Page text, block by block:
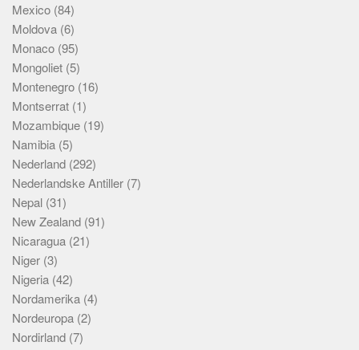
Mexico (84)
Moldova (6)
Monaco (95)
Mongoliet (5)
Montenegro (16)
Montserrat (1)
Mozambique (19)
Namibia (5)
Nederland (292)
Nederlandske Antiller (7)
Nepal (31)
New Zealand (91)
Nicaragua (21)
Niger (3)
Nigeria (42)
Nordamerika (4)
Nordeuropa (2)
Nordirland (7)